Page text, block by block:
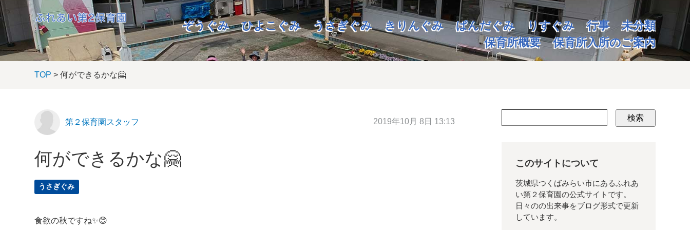
ぞうぐみ ひよこぐみ うさぎぐみ きりんぐみ ぱんだぐみ りすぐみ 行事
未分類
保育所概要
保育所入所のご案内
TOP > 何ができるかな🤗
第２保育園スタッフ 2019年10月 8日 13:13
何ができるかな🤗
うさぎぐみ
食欲の秋ですね✨😊
検索
このサイトについて
茨城県つくばみらい市にあるふれあ
い第２保育園の公式サイトです。
日々のの出来事をブログ形式で更新
しています。